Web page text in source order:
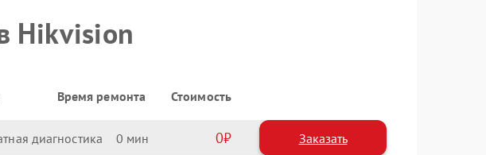
Hikvision
Время ремонта Стоимость
диагностика 0 0 Заказать